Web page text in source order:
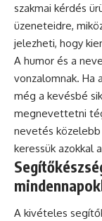
szakmai kérdés
üzeneteidre,
jelezheti, hogy
A humor és a
vonzalomnak. Ha
még a kevésbé
megnevettetni
nevetés
keressük azokkal
A kivételes